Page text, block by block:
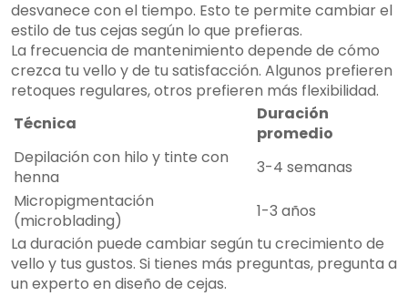
desvanece con el tiempo. Esto te permite cambiar el
estilo de tus cejas según lo que prefieras.
La frecuencia de mantenimiento depende de cómo
crezca tu vello y de tu satisfacción. Algunos prefieren
retoques regulares, otros prefieren más flexibilidad.
Técnica
Duración
promedio
Depilación con hilo y tinte con
henna
3-4 semanas
Micropigmentación
(microblading)
1-3 años
La duración puede cambiar según tu crecimiento de
vello y tus gustos. Si tienes más preguntas, pregunta a
un experto en diseño de cejas.